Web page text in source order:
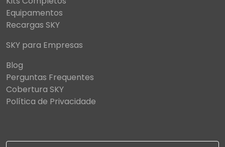
Equipamentos
Recargas SKY
SKY para Empresas
Blog
Perguntas Frequentes
Cobertura SKY
Política de Privacidade